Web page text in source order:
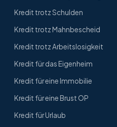
Kredit trotz Schulden
Kredit trotz Mahnbescheid
Kredit trotz Arbeitslosigkeit
Kredit für das Eigenheim
Kredit für eine Immobilie
Kredit für eine Brust OP
Kredit für Urlaub